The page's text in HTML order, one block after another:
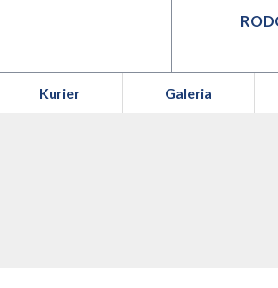
Kurier Galeria